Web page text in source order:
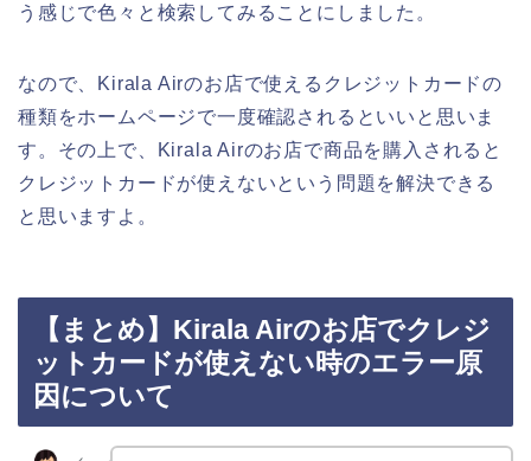
う感じで色々と検索してみることにしました。
なので、Kirala Airのお店で使えるクレジットカードの
種類をホームページで一度確認されるといいと思いま
す。その上で、Kirala Airのお店で商品を購入されると
クレジットカードが使えないという問題を解決できる
と思いますよ。
【まとめ】Kirala Airのお店でクレジ
ットカードが使えない時のエラー原
因について